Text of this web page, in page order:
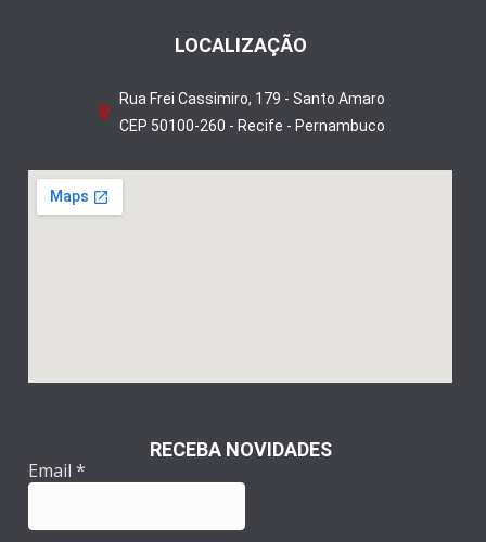
LOCALIZAÇÃO
Rua Frei Cassimiro, 179 - Santo Amaro
CEP 50100-260 - Recife - Pernambuco
RECEBA NOVIDADES
Email *